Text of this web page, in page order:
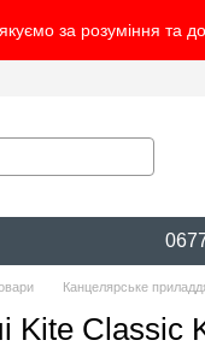
за розуміння та
Канцелярське
Kite Classic